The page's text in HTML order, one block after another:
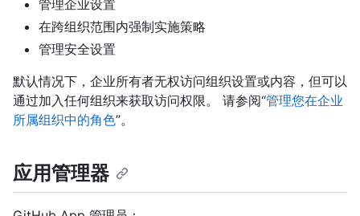
管理企业设置
在跨组织范围内强制实施策略
管理安全设置
默认情况下，企业所有者无权访问组织设置或内容，但可以
通过加入任何组织来获取访问权限。 请参阅“管理您在企业
所属组织中的角色”。
应用管理器